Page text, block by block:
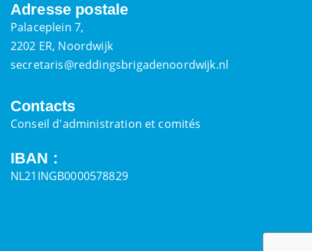
Adresse postale
Palaceplein 7,
2202 ER, Noordwijk
secretaris@reddingsbrigadenoordwijk.nl
Contacts
Conseil d'administration et comités
IBAN :
NL21INGB0000578829